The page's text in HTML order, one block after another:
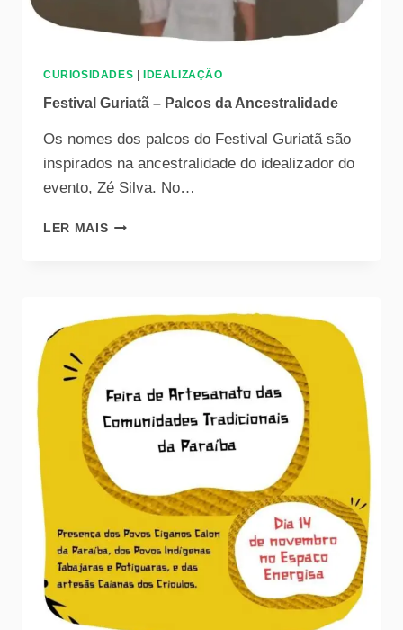
CURIOSIDADES IDEALIZAÇÃO
Festival Guriatã – Palcos da Ancestralidade
Os nomes dos palcos do Festival Guriatã são
inspirados na ancestralidade do idealizador do
evento, Zé Silva. No…
LER MAIS